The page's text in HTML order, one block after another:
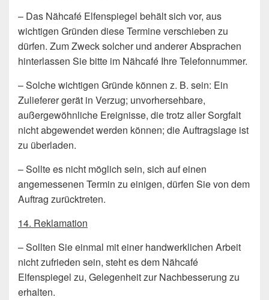
– Das Nähcafé Elfenspiegel behält sich vor, aus
wichtigen Gründen diese Termine verschieben zu
dürfen. Zum Zweck solcher und anderer Absprachen
hinterlassen Sie bitte im Nähcafé Ihre Telefonnummer.
– Solche wichtigen Gründe können z. B. sein: Ein
Zulieferer gerät in Verzug; unvorhersehbare,
außergewöhnliche Ereignisse, die trotz aller Sorgfalt
nicht abgewendet werden können; die Auftragslage ist
zu überladen.
– Sollte es nicht möglich sein, sich auf einen
angemessenen Termin zu einigen, dürfen Sie von dem
Auftrag zurücktreten.
14. Reklamation
– Sollten Sie einmal mit einer handwerklichen Arbeit
nicht zufrieden sein, steht es dem Nähcafé
Elfenspiegel zu, Gelegenheit zur Nachbesserung zu
erhalten.